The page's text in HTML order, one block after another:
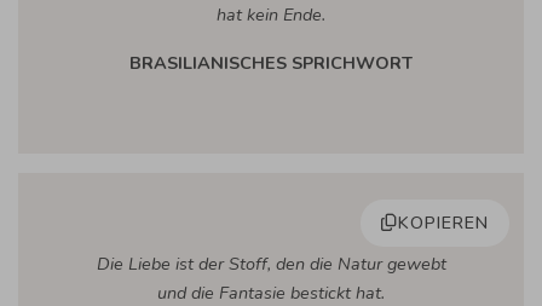
hat kein Ende.
BRASILIANISCHES SPRICHWORT
KOPIEREN
Die Liebe ist der Stoff, den die Natur gewebt
und die Fantasie bestickt hat.